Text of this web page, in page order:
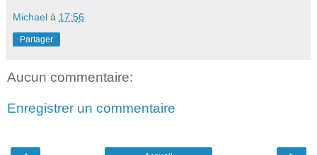
Michael à 17:56
Partager
Aucun commentaire:
Enregistrer un commentaire